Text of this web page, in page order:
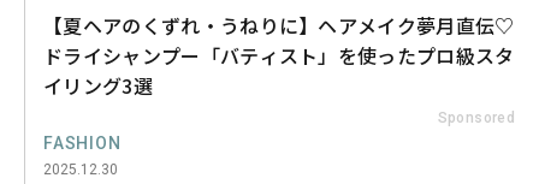
【夏ヘアのくずれ・うねりに】ヘアメイク夢月直伝♡
ドライシャンプー「バティスト」を使ったプロ級スタ
イリング3選
Sponsored
FASHION
2025.12.30